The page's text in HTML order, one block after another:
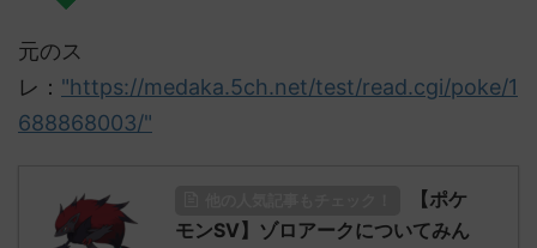
元のス
レ： "https://medaka.5ch.net/test/read.cgi/poke/1
688868003/"
【ポケ
モンSV】ゾロアークについてみん